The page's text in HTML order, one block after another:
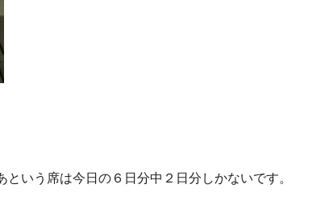
いう席は今日の６日分中２日分しかないです。